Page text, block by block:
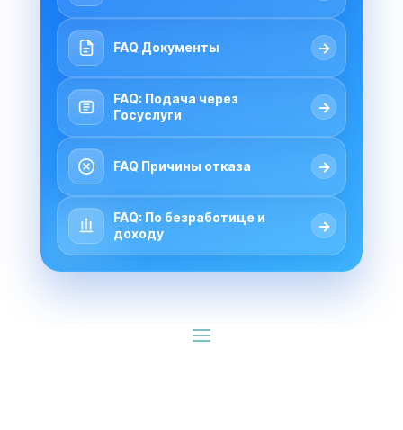
FAQ Документы →
FAQ: Подача через
Госуслуги
→
FAQ Причины отказа →
FAQ: По безработице и
доходу
→